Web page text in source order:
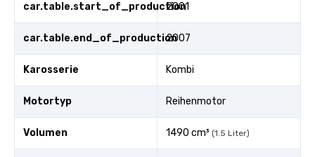
car.table.start_of_production
2001
car.table.end_of_production2007
Karosserie Kombi
Motortyp Reihenmotor
Volumen 1490 cm³ (1.5 Liter)